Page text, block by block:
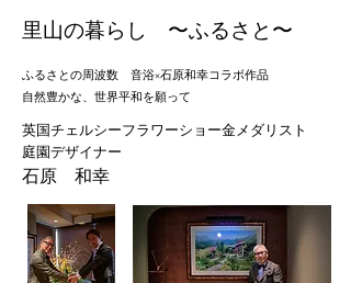
​里山の暮らし 〜ふるさと〜
ふるさとの周波数 音浴×石原和幸コラボ作品
自然豊かな、世界平和を願って
英国チェルシーフラワーショー金メダリスト
庭園デザイナー
石原 和幸